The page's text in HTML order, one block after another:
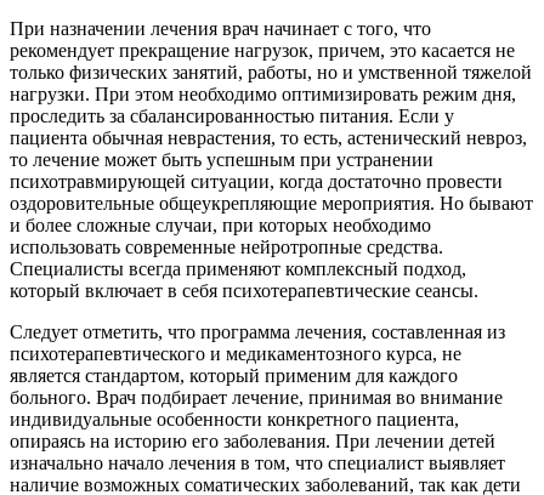
При назначении лечения врач начинает с того, что
рекомендует прекращение нагрузок, причем, это касается не
только физических занятий, работы, но и умственной тяжелой
нагрузки. При этом необходимо оптимизировать режим дня,
проследить за сбалансированностью питания. Если у
пациента обычная неврастения, то есть, астенический невроз,
то лечение может быть успешным при устранении
психотравмирующей ситуации, когда достаточно провести
оздоровительные общеукрепляющие мероприятия. Но бывают
и более сложные случаи, при которых необходимо
использовать современные нейротропные средства.
Специалисты всегда применяют комплексный подход,
который включает в себя психотерапевтические сеансы.
Следует отметить, что программа лечения, составленная из
психотерапевтического и медикаментозного курса, не
является стандартом, который применим для каждого
больного. Врач подбирает лечение, принимая во внимание
индивидуальные особенности конкретного пациента,
опираясь на историю его заболевания. При лечении детей
изначально начало лечения в том, что специалист выявляет
наличие возможных соматических заболеваний, так как дети